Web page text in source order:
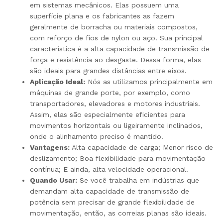
em sistemas mecânicos. Elas possuem uma
superfície plana e os fabricantes as fazem
geralmente de borracha ou materiais compostos,
com reforço de fios de nylon ou aço. Sua principal
característica é a alta capacidade de transmissão de
força e resistência ao desgaste. Dessa forma, elas
são ideais para grandes distâncias entre eixos.
Aplicação Ideal: Nós as utilizamos principalmente em
máquinas de grande porte, por exemplo, como
transportadores, elevadores e motores industriais.
Assim, elas são especialmente eficientes para
movimentos horizontais ou ligeiramente inclinados,
onde o alinhamento preciso é mantido.
Vantagens: Alta capacidade de carga; Menor risco de
deslizamento; Boa flexibilidade para movimentação
contínua; E ainda, alta velocidade operacional.
Quando Usar: Se você trabalha em indústrias que
demandam alta capacidade de transmissão de
potência sem precisar de grande flexibilidade de
movimentação, então, as correias planas são ideais.